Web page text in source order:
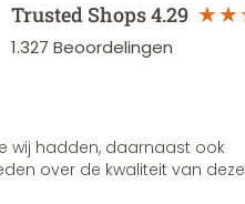
Trusted Shops4.29
1.327 Beoordelingen
wij hadden, daarnaast ook
over de kwaliteit van deze